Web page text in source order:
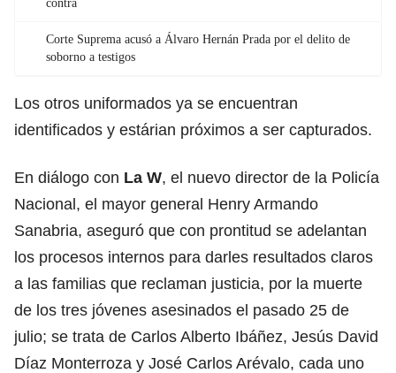
contra
Corte Suprema acusó a Álvaro Hernán Prada por el delito de
soborno a testigos
Los otros uniformados ya se encuentran
identificados y estárian próximos a ser capturados.
En diálogo con La W, el nuevo director de la Policía
Nacional, el mayor general Henry Armando
Sanabria, aseguró que con prontitud se adelantan
los procesos internos para darles resultados claros
a las familias que reclaman justicia, por la muerte
de los tres jóvenes asesinados el pasado 25 de
julio; se trata de Carlos Alberto Ibáñez, Jesús David
Díaz Monterroza y José Carlos Arévalo, cada uno